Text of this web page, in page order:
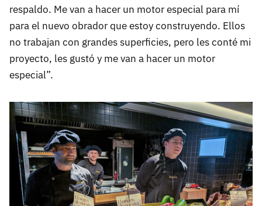
respaldo. Me van a hacer un motor especial para mí
para el nuevo obrador que estoy construyendo. Ellos
no trabajan con grandes superficies, pero les conté mi
proyecto, les gustó y me van a hacer un motor
especial”.